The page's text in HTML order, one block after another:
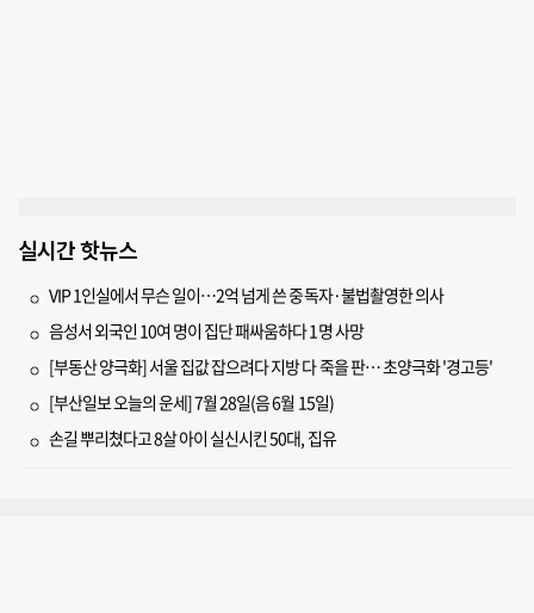
실시간 핫뉴스
VIP 1인실에서 무슨 일이…2억 넘게 쓴 중독자·불법촬영한 의사
음성서 외국인 10여 명이 집단 패싸움하다 1명 사망
[부동산 양극화] 서울 집값 잡으려다 지방 다 죽을 판… 초양극화 '경고등'
[부산일보 오늘의 운세] 7월 28일(음 6월 15일)
손길 뿌리쳤다고 8살 아이 실신시킨 50대, 집유